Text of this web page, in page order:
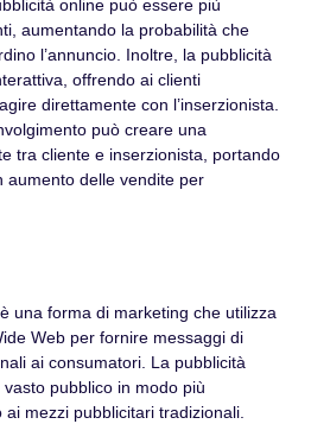
online può essere più
aumentando la probabilità che
l’annuncio. Inoltre, la pubblicità
offrendo ai clienti
direttamente con l’inserzionista.
può creare una
tra cliente e inserzionista, portando
aumento delle vendite per
una forma di marketing che utilizza
Web per fornire messaggi di
ai consumatori. La pubblicità
pubblico in modo più
mezzi pubblicitari tradizionali.